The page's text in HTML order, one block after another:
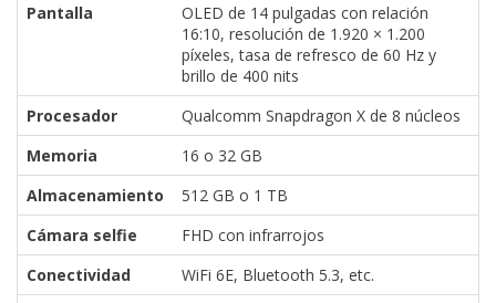
Pantalla
OLED de 14 pulgadas con relación
16:10, resolución de 1.920 × 1.200
píxeles, tasa de refresco de 60 Hz y
brillo de 400 nits
Procesador
Qualcomm Snapdragon X de 8 núcleos
Memoria
16 o 32 GB
Almacenamiento
512 GB o 1 TB
Cámara selfie
FHD con infrarrojos
Conectividad
WiFi 6E, Bluetooth 5.3, etc.